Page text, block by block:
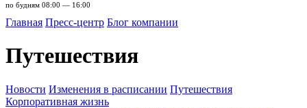
по будням 08:00 — 16:00
Главная Пресс-центр Блог компании
Путешествия
Новости Изменения в расписании Путешествия
Корпоративная жизнь